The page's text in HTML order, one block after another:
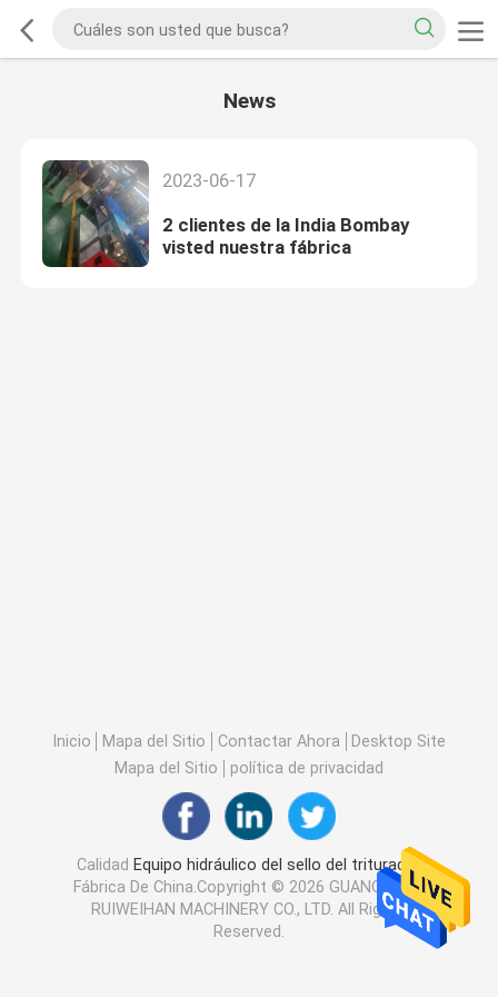
News
2023-06-17
2 clientes de la India Bombay
visted nuestra fábrica
Inicio Mapa del Sitio Contactar Ahora
Desktop Site
Mapa del Sitio
política de privacidad
Calidad Equipo hidráulico del sello del triturador
Fábrica De China.Copyright © 2026 GUANGZHOU
RUIWEIHAN MACHINERY CO., LTD. All Rights
Reserved.